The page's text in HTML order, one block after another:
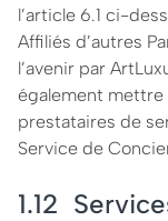
l’article 6.1 ci-
Affiliés d’autres
l’avenir par
également mettre
prestataires de
Service de
1.12